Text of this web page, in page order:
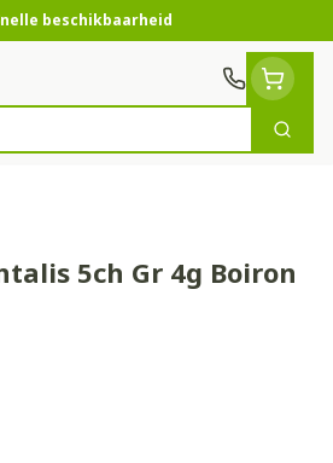
beschikbaarheid
Zoek
5ch Gr 4g Boiron